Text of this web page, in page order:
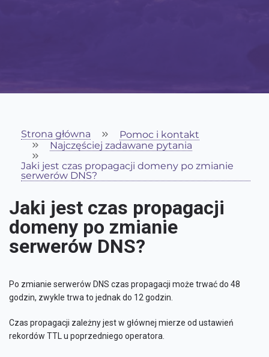
Strona główna
Pomoc i kontakt
Najczęściej zadawane pytania
Jaki jest czas propagacji domeny po zmianie
serwerów DNS?
Jaki jest czas propagacji
domeny po zmianie
serwerów DNS?
Po zmianie serwerów DNS czas propagacji może trwać do 48
godzin, zwykle trwa to jednak do 12 godzin.
Czas propagacji zależny jest w głównej mierze od ustawień
rekordów TTL u poprzedniego operatora.